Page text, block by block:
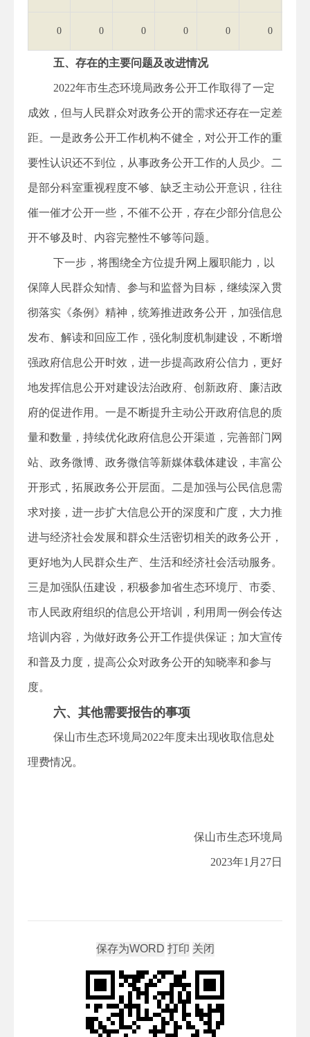
0 0 0 0 0 0
五、存在的主要问题及改进情况
2022年市生态环境局政务公开工作取得了一定
成效，但与人民群众对政务公开的需求还存在一定差
距。一是政务公开工作机构不健全，对公开工作的重
要性认识还不到位，从事政务公开工作的人员少。二
是部分科室重视程度不够、缺乏主动公开意识，往往
催一催才公开一些，不催不公开，存在少部分信息公
开不够及时、内容完整性不够等问题。
下一步，将围绕全方位提升网上履职能力，以
保障人民群众知情、参与和监督为目标，继续深入贯
彻落实《条例》精神，统筹推进政务公开，加强信息
发布、解读和回应工作，强化制度机制建设，不断增
强政府信息公开时效，进一步提高政府公信力，更好
地发挥信息公开对建设法治政府、创新政府、廉洁政
府的促进作用。一是不断提升主动公开政府信息的质
量和数量，持续优化政府信息公开渠道，完善部门网
站、政务微博、政务微信等新媒体载体建设，丰富公
开形式，拓展政务公开层面。二是加强与公民信息需
求对接，进一步扩大信息公开的深度和广度，大力推
进与经济社会发展和群众生活密切相关的政务公开，
更好地为人民群众生产、生活和经济社会活动服务。
三是加强队伍建设，积极参加省生态环境厅、市委、
市人民政府组织的信息公开培训，利用周一例会传达
培训内容，为做好政务公开工作提供保证；加大宣传
和普及力度，提高公众对政务公开的知晓率和参与
度。
六、其他需要报告的事项
保山市生态环境局2022年度未出现收取信息处
理费情况。
保山市生态环境局
2023年1月27日